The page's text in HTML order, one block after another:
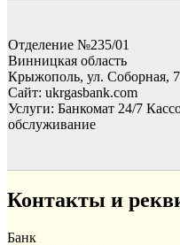
Отделение №235/01
Винницкая область
Крыжополь, ул. Соборная, 7
Сайт: ukrgasbank.com
Услуги: Банкомат 24/7
обслуживание
Контакты и
Банк